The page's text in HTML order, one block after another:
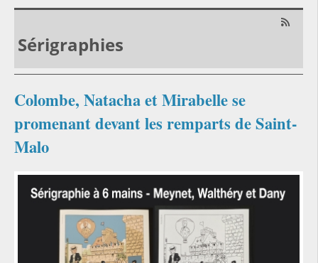
Sérigraphies
Colombe, Natacha et Mirabelle se
promenant devant les remparts de Saint-
Malo